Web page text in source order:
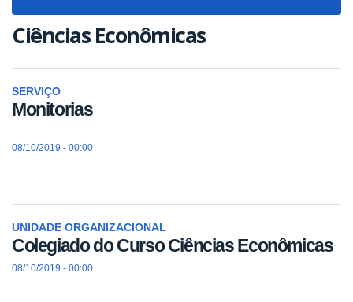
Ciências Econômicas
SERVIÇO
Monitorias
08/10/2019 - 00:00
UNIDADE ORGANIZACIONAL
Colegiado do Curso Ciências Econômicas
08/10/2019 - 00:00